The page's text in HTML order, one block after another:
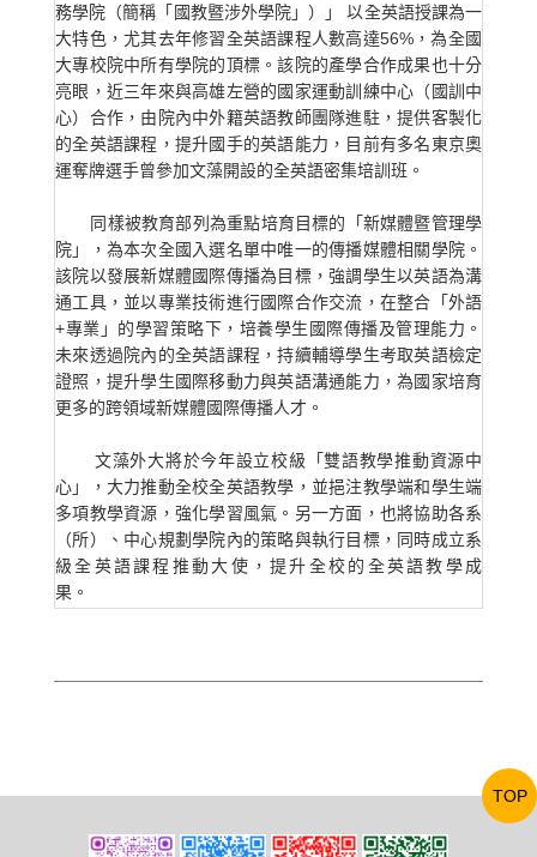
務學院（簡稱「國教暨涉外學院」）」 以全英語授課為一
大特色，尤其去年修習全英語課程人數高達56%，為全國
大專校院中所有學院的頂標。該院的產學合作成果也十分
亮眼，近三年來與高雄左營的國家運動訓練中心（國訓中
心）合作，由院內中外籍英語教師團隊進駐，提供客製化
的全英語課程，提升國手的英語能力，目前有多名東京奧
運奪牌選手曾參加文藻開設的全英語密集培訓班。
同樣被教育部列為重點培育目標的「新媒體暨管理學
院」，為本次全國入選名單中唯一的傳播媒體相關學院。
該院以發展新媒體國際傳播為目標，強調學生以英語為溝
通工具，並以專業技術進行國際合作交流，在整合「外語
+專業」的學習策略下，培養學生國際傳播及管理能力。
未來透過院內的全英語課程，持續輔導學生考取英語檢定
證照，提升學生國際移動力與英語溝通能力，為國家培育
更多的跨領域新媒體國際傳播人才。
文藻外大將於今年設立校級「雙語教學推動資源中
心」，大力推動全校全英語教學，並挹注教學端和學生端
多項教學資源，強化學習風氣。另一方面，也將協助各系
（所）、中心規劃學院內的策略與執行目標，同時成立系
級全英語課程推動大使，提升全校的全英語教學成
果。
TOP